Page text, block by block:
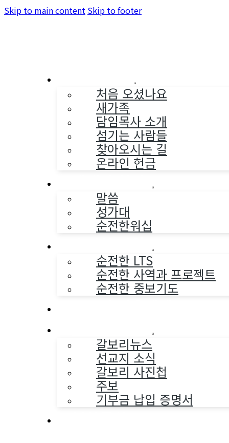
Skip to main content Skip to footer
처음 오셨나요
새가족
담임목사 소개
섬기는 사람들
찾아오시는 길
온라인 헌금
말씀
성가대
순전한워십
순전한 LTS
순전한 사역과 프로젝트
순전한 중보기도
갈보리뉴스
선교지 소식
갈보리 사진첩
주보
기부금 납입 증명서